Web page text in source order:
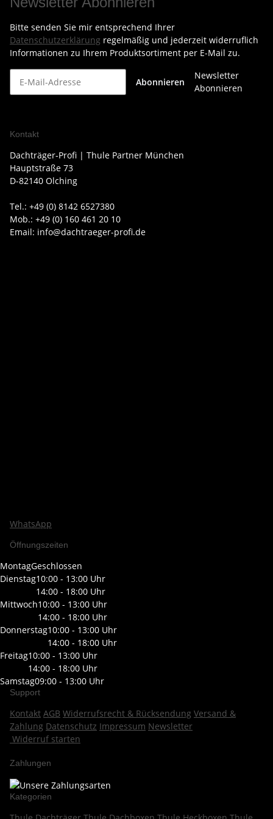
Bitte senden Sie mir entsprechend Ihrer
Datenschutzerklärung regelmäßig und jederzeit widerruflich
Informationen zu Ihrem Produktsortiment per E-Mail zu.
Abonnieren
Newsletter
Abonnieren
Kontakt
Dachträger-Profi | Thule Partner München
Hauptstraße 73
D-82140 Olching
Tel.: +49 (0) 8142 6527380
Mob.: +49 (0) 160 461 20 10
Email: info@dachtraeger-profi.de
WhatsApp
Öffnungszeiten
MontagGeschlossen
Dienstag10:00 - 13:00 Uhr
14:00 - 18:00 Uhr
Mittwoch10:00 - 13:00 Uhr
14:00 - 18:00 Uhr
Donnerstag10:00 - 13:00 Uhr
14:00 - 18:00 Uhr
Freitag10:00 - 13:00 Uhr
14:00 - 18:00 Uhr
Samstag09:00 - 13:00 Uhr
Support
Kontakt AGB Widerrufsrecht & Rücksendung Versand &
Zahlung Datenschutz Impressum Newsletter
Widerruf starten
Zahlungen
Kategorien